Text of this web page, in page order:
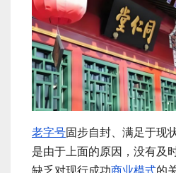
老字号固步自封、满足于现
是由于上面的原因，没有及
缺乏对现行成功商业模式的